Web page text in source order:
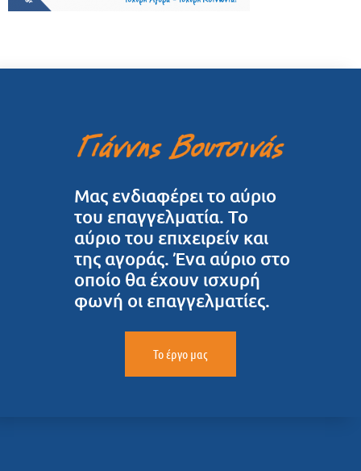
Μας ενδιαφέρει το αύριο
του επαγγελματία. Το
αύριο του επιχειρείν και
της αγοράς. Ένα αύριο στο
οποίο θα έχουν ισχυρή
φωνή οι επαγγελματίες.
Το έργο μας